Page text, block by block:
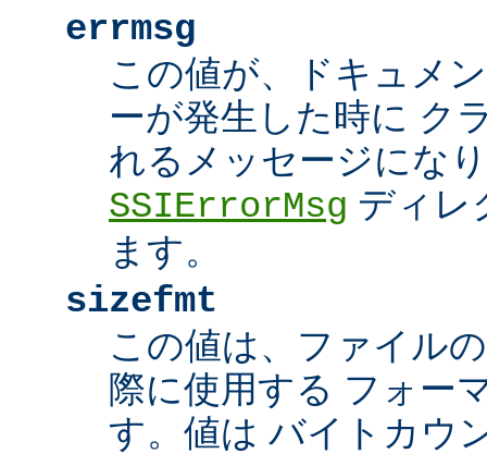
errmsg
この値が、ドキュメ
ーが発生した時に ク
れるメッセージにな
SSIErrorMsg ディレ
ます。
sizefmt
この値は、ファイル
際に使用する フォー
す。値は バイトカウ